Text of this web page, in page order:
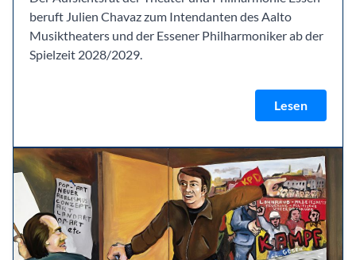
beruft Julien Chavaz zum Intendanten des Aalto
Musiktheaters und der Essener Philharmoniker ab der
Spielzeit 2028/2029.
Lesen